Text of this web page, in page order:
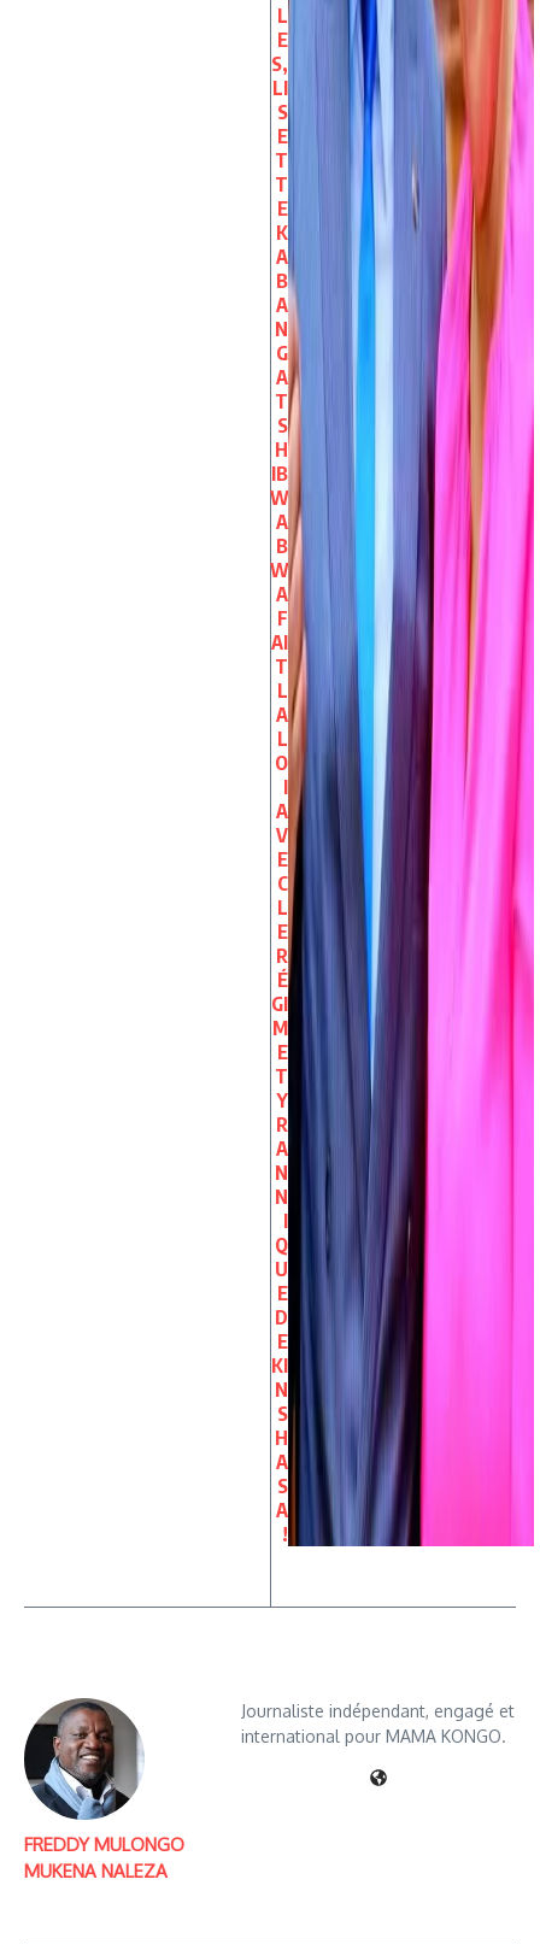
L
E
S,
LI
S
E
T
T
E
K
A
B
A
N
G
A
T
S
H
IB
W
A
B
W
A
F
AI
T
L
A
L
O
I
A
V
E
C
L
E
R
É
GI
M
E
T
Y
R
A
N
N
I
Q
U
E
D
E
KI
N
S
H
A
S
A
!
FREDDY MULONGO
MUKENA NALEZA
Journaliste indépendant, engagé et
international pour MAMA KONGO.